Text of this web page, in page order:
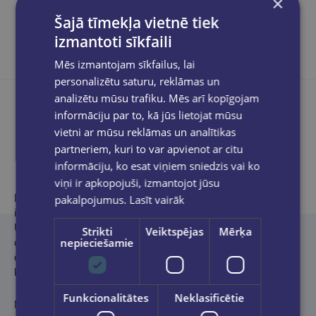
Product description
Dr. Šefali ir vairāku New York Times bestselleru autore. Viņa ir
ieguvusi doktora grādu klīniskajā psiholoģijā Kolumbijas
Universitātē un māca principus, kuros Austrumu garīgums
apvienojas ar Rietumu psiholoģiju. Dr. Šefali ir ģimenes
dinamikas un attiecību eksperte, kas vada kursus visā pasaulē,
kā arī ir Conscious Parenting Coaching Institute dibinātāja.
No angļu valodas tulkojusi Baiba Ozturka.
Šajā tīmekļa vietnē tiek
izmantoti sīkfaili
Mēs izmantojam sīkfailus, lai
personalizētu saturu, reklāmas un
analizētu mūsu trafiku. Mēs arī kopīgojam
informāciju par to, kā jūs lietojat mūsu
vietni ar mūsu reklāmas un analītikas
partneriem, kuri to var apvienot ar citu
informāciju, ko esat viņiem sniedzis vai ko
viņi ir apkopojuši, izmantojot jūsu
pakalpojumus. Lasīt vairāk
Strikti
nepieciešamie
Veiktspējas Mērķa
Funkcionalitātes Neklasificētie